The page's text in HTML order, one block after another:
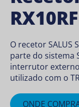
RX10RF
O recetor SALUS
parte do sistema
interrutor
utilizado com o
ONDE